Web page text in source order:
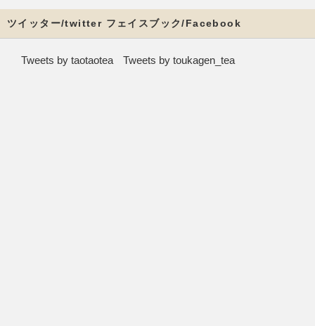
ツイッター/twitter フェイスブック/Facebook
Tweets by taotaotea Tweets by toukagen_tea